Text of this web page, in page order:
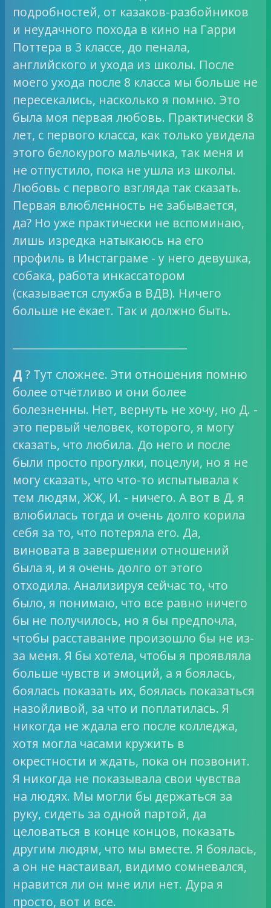
подробностей, от казаков-разбойников
и неудачного похода в кино на Гарри
Поттера в 3 классе, до пенала,
английского и ухода из школы. После
моего ухода после 8 класса мы больше не
пересекались, насколько я помню. Это
была моя первая любовь. Практически 8
лет, с первого класса, как только увидела
этого белокурого мальчика, так меня и
не отпустило, пока не ушла из школы.
Любовь с первого взгляда так сказать.
Первая влюбленность не забывается,
да? Но уже практически не вспоминаю,
лишь изредка натыкаюсь на его
профиль в Инстаграме - у него девушка,
собака, работа инкассатором
(сказывается служба в ВДВ). Ничего
больше не ёкает. Так и должно быть.
Д ? Тут сложнее. Эти отношения помню
более отчётливо и они более
болезненны. Нет, вернуть не хочу, но Д. -
это первый человек, которого, я могу
сказать, что любила. До него и после
были просто прогулки, поцелуи, но я не
могу сказать, что что-то испытывала к
тем людям, ЖЖ, И. - ничего. А вот в Д. я
влюбилась тогда и очень долго корила
себя за то, что потеряла его. Да,
виновата в завершении отношений
была я, и я очень долго от этого
отходила. Анализируя сейчас то, что
было, я понимаю, что все равно ничего
бы не получилось, но я бы предпочла,
чтобы расставание произошло бы не из-
за меня. Я бы хотела, чтобы я проявляла
больше чувств и эмоций, а я боялась,
боялась показать их, боялась показаться
назойливой, за что и поплатилась. Я
никогда не ждала его после колледжа,
хотя могла часами кружить в
окрестности и ждать, пока он позвонит.
Я никогда не показывала свои чувства
на людях. Мы могли бы держаться за
руку, сидеть за одной партой, да
целоваться в конце концов, показать
другим людям, что мы вместе. Я боялась,
а он не настаивал, видимо сомневался,
нравится ли он мне или нет. Дура я
просто, вот и все.